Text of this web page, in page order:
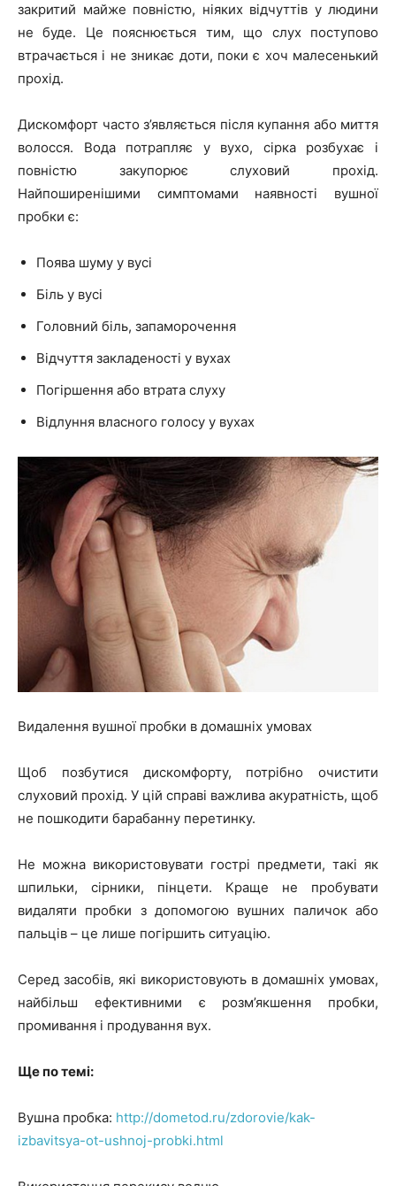
закритий майже повністю, ніяких відчуттів у людини
не буде. Це пояснюється тим, що слух поступово
втрачається і не зникає доти, поки є хоч малесенький
прохід.
Дискомфорт часто з’являється після купання або миття
волосся. Вода потрапляє у вухо, сірка розбухає і
повністю закупорює слуховий прохід.
Найпоширенішими симптомами наявності вушної
пробки є:
Поява шуму у вусі
Біль у вусі
Головний біль, запаморочення
Відчуття закладеності у вухах
Погіршення або втрата слуху
Відлуння власного голосу у вухах
Видалення вушної пробки в домашніх умовах
Щоб позбутися дискомфорту, потрібно очистити
слуховий прохід. У цій справі важлива акуратність, щоб
не пошкодити барабанну перетинку.
Не можна використовувати гострі предмети, такі як
шпильки, сірники, пінцети. Краще не пробувати
видаляти пробки з допомогою вушних паличок або
пальців – це лише погіршить ситуацію.
Серед засобів, які використовують в домашніх умовах,
найбільш ефективними є розм’якшення пробки,
промивання і продування вух.
Ще по темі:
Вушна пробка: http://dometod.ru/zdorovie/kak-
izbavitsya-ot-ushnoj-probki.html